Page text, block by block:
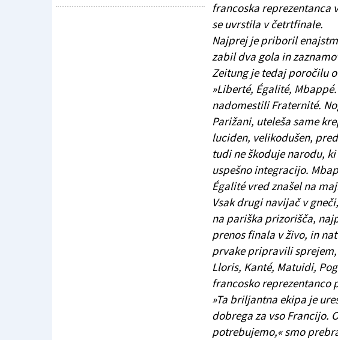
francoska reprezentanca
se uvrstila v četrtfinale.
Najprej je priboril
zabil dva gola in
Zeitung je tedaj poročilu
»Liberté, Égalité,
nadomestili Fraternité.
Parižani, uteleša same
luciden, velikodušen,
tudi ne škoduje narodu,
uspešno integracijo.
Égalité vred znašel na
Vsak drugi navijač v
na pariška prizorišča,
prenos finala v živo, in
prvake pripravili
Lloris, Kanté, Matuidi,
francosko reprezentanco
»Ta briljantna ekipa je
dobrega za vso Francijo.
potrebujemo,« smo